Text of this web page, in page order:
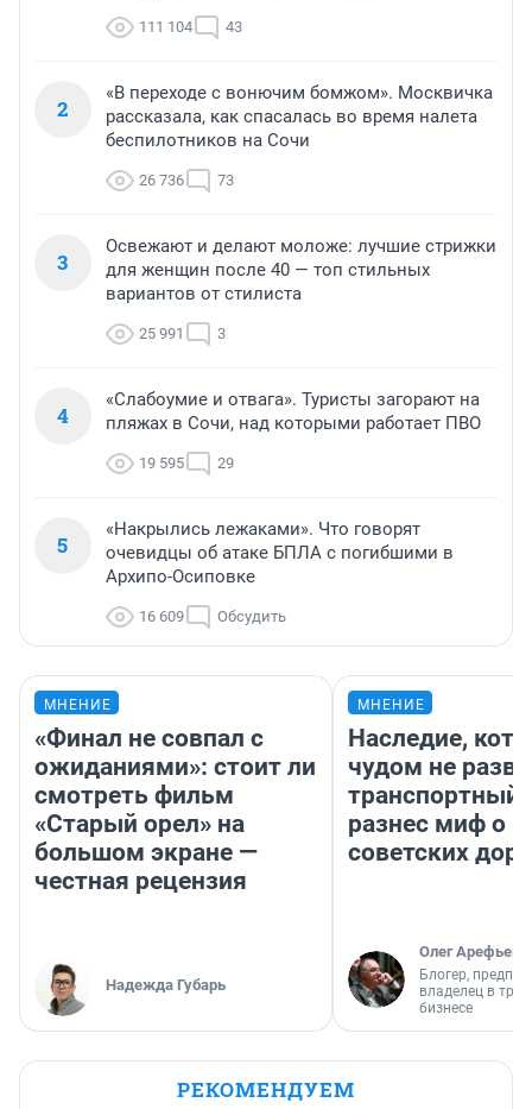
111 104 43
2
«В переходе с вонючим бомжом». Москвичка
рассказала, как спасалась во время налета
беспилотников на Сочи
26 736 73
3
Освежают и делают моложе: лучшие стрижки
для женщин после 40 — топ стильных
вариантов от стилиста
25 991 3
4
«Слабоумие и отвага». Туристы загорают на
пляжах в Сочи, над которыми работает ПВО
19 595 29
5
«Накрылись лежаками». Что говорят
очевидцы об атаке БПЛА с погибшими в
Архипо-Осиповке
16 609 Обсудить
МНЕНИЕ
«Финал не совпал с
ожиданиями»: стоит ли
смотреть фильм
«Старый орел» на
большом экране —
честная рецензия
Надежда Губарь
МНЕНИЕ
Наследие,
чудом не
транспортный
разнес миф о
советских
Олег Арефьев
Блогер,
владелец в
бизнесе
РЕКОМЕНДУЕМ